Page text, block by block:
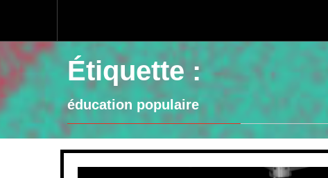
Étiquette :
éducation populaire